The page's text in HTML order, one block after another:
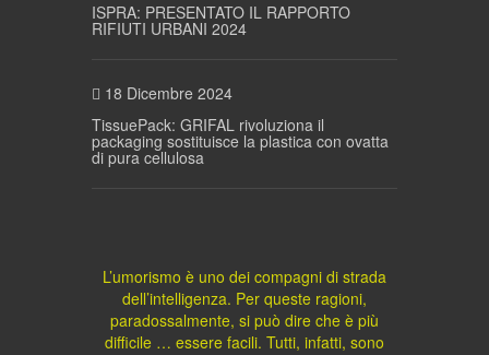
ISPRA: PRESENTATO IL RAPPORTO
RIFIUTI URBANI 2024
18 Dicembre 2024
TissuePack: GRIFAL rivoluziona il
packaging sostituisce la plastica con ovatta
di pura cellulosa
L’umorismo è uno dei compagni di strada
dell’intelligenza. Per queste ragioni,
paradossalmente, si può dire che è più
difficile … essere facili. Tutti, infatti, sono